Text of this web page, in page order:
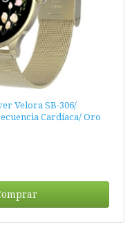
Velora SB-306/
Cardíaca/ Oro